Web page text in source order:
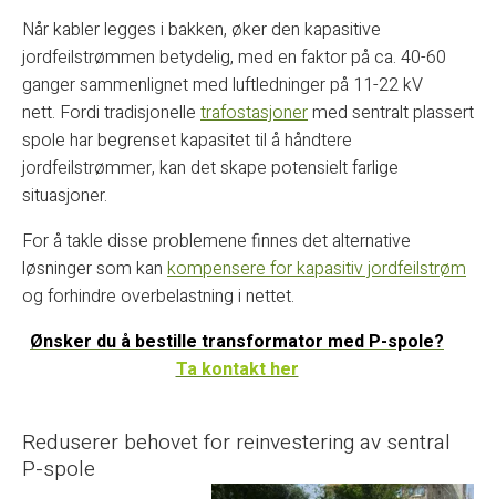
Når kabler legges i bakken, øker den kapasitive
jordfeilstrømmen betydelig, med en faktor på ca. 40-60
ganger sammenlignet med luftledninger på 11-22 kV
nett. Fordi tradisjonelle trafostasjonermed sentralt plassert
spole har begrenset kapasitet til å håndtere
jordfeilstrømmer, kan det skape potensielt farlige
situasjoner.
For å takle disse problemene finnes det alternative
løsninger som kan kompensere for kapasitiv jordfeilstrøm
og forhindre overbelastning i nettet.
Ønsker du å bestille transformator med P-spole?
Ta kontakt her
Reduserer behovet for reinvestering av sentral
P-spole